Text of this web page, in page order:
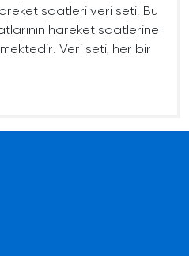
saatleri veri seti. Bu
hareket saatlerine
Veri seti, her bir